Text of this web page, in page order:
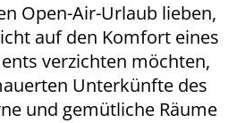
Open-Air-Urlaub lieben,
auf den Komfort eines
verzichten möchten,
Unterkünfte des
und gemütliche Räume